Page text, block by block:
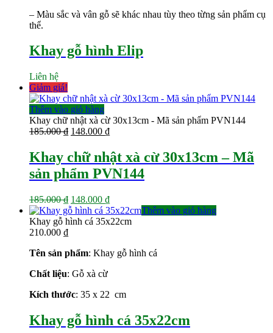
– Màu sắc và vân gỗ sẽ khác nhau tùy theo từng sản phẩm cụ
thể.
Khay gỗ hình Elip
Liên hệ
Giảm giá!
Thêm vào giỏ hàng
Khay chữ nhật xà cừ 30x13cm - Mã sản phẩm PVN144
185.000₫ Giá
là:
185.000 ₫.
148.000 ₫Giá
tại
là:
148.000 ₫.
Khay chữ nhật xà cừ 30x13cm – Mã
sản phẩm PVN144
185.000₫ Giá
gốc
là:
148.000 ₫Giá
hiện
tại
Thêm vào giỏ hàng
Khay gỗ hình cá 35x22cm
210.000 ₫
Tên sản phẩm: Khay gỗ hình cá
Chất liệu: Gỗ xà cừ
Kích thước: 35 x 22 cm
Khay gỗ hình cá 35x22cm